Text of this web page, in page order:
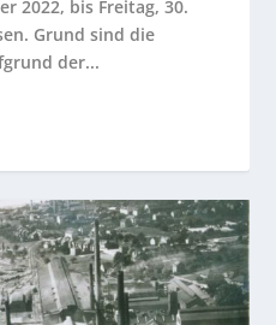
2022, bis Freitag, 30.
Grund sind die
der...